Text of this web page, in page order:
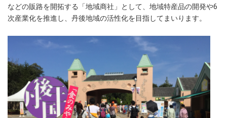
などの販路を開拓する「地域商社」として、地域特産品の開発や6
次産業化を推進し、丹後地域の活性化を目指してまいります。